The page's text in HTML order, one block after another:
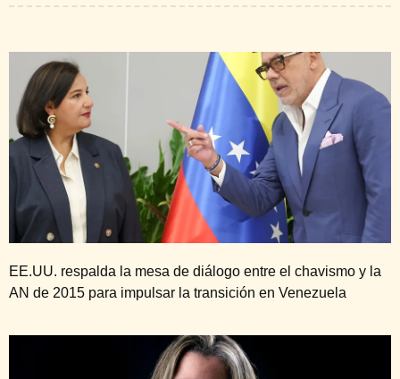
EE.UU. respalda la mesa de diálogo entre el chavismo y la
AN de 2015 para impulsar la transición en Venezuela